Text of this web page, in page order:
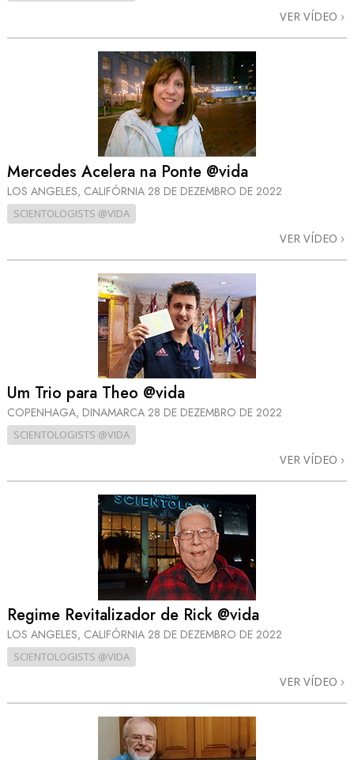
VER VÍDEO
Mercedes Acelera na Ponte @vida
LOS ANGELES, CALIFÓRNIA 28 DE DEZEMBRO DE 2022
SCIENTOLOGISTS @VIDA
VER VÍDEO
Um Trio para Theo @vida
COPENHAGA, DINAMARCA 28 DE DEZEMBRO DE 2022
SCIENTOLOGISTS @VIDA
VER VÍDEO
Regime Revitalizador de Rick @vida
LOS ANGELES, CALIFÓRNIA 28 DE DEZEMBRO DE 2022
SCIENTOLOGISTS @VIDA
VER VÍDEO